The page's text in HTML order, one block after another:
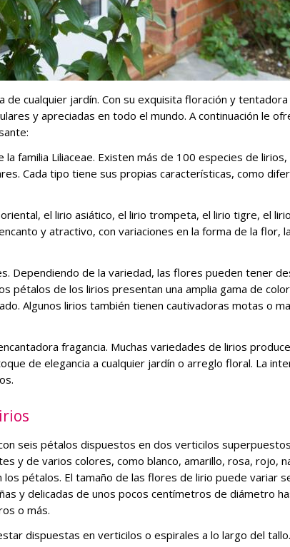
cualquier jardín. Con su exquisita floración y tentadora
y apreciadas en todo el mundo. A continuación le
familia Liliaceae. Existen más de 100 especies de lirios,
Cada tipo tiene sus propias características, como
el lirio asiático, el lirio trompeta, el lirio tigre, el
y atractivo, con variaciones en la forma de la flor,
Dependiendo de la variedad, las flores pueden tener
pétalos de los lirios presentan una amplia gama de
Algunos lirios también tienen cautivadoras motas o
fragancia. Muchas variedades de lirios
de elegancia a cualquier jardín o arreglo floral. La
seis pétalos dispuestos en dos verticilos
y de varios colores, como blanco, amarillo, rosa, rojo,
pétalos. El tamaño de las flores de lirio puede variar
y delicadas de unos pocos centímetros de diámetro
o más.
dispuestas en verticilos o espirales a lo largo del tallo.